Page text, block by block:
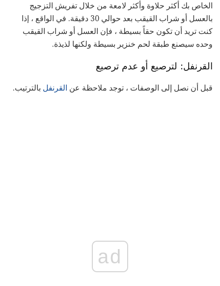
الخاص بك أكثر حلاوة وأكثر لامعة من خلال تفريش التزجيج
بالعسل أو شراب القيقب بعد حوالي 30 دقيقة. في الواقع ، إذا
كنت تريد أن تكون حقاً بسيطة ، فإن العسل أو شراب القيقب
وحده سيصنع طبقة لحم خنزير بسيطة ولكنها لذيذة.
القرنفل: لترصيع أو عدم ترصيع
قبل أن نصل إلى الوصفات ، توجد ملاحظة عن القرنفل بالترتيب.
ad